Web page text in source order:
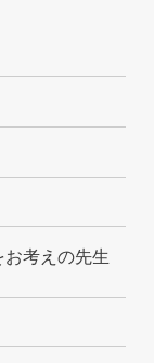
考えの先生